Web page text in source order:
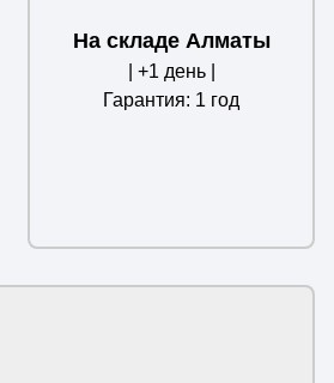
На складе Алматы
| +1 день |
Гарантия: 1 год